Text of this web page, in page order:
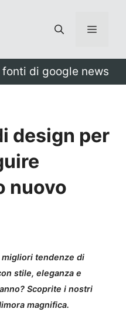
Menu
di google news
design per
nuovo
tendenze di
stile, eleganza e
Scoprite i nostri
magnifica.